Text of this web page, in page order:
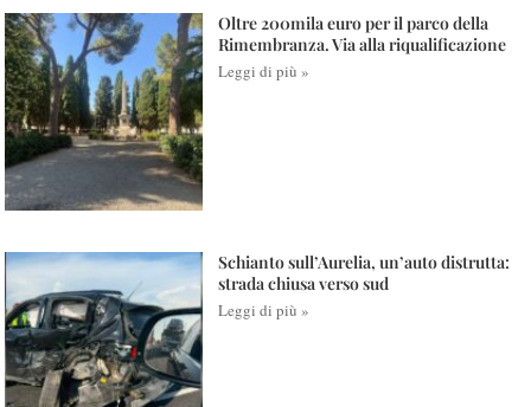
Oltre 200mila euro per il parco della
Rimembranza. Via alla riqualificazione
Leggi di più »
Schianto sull’Aurelia, un’auto distrutta:
strada chiusa verso sud
Leggi di più »